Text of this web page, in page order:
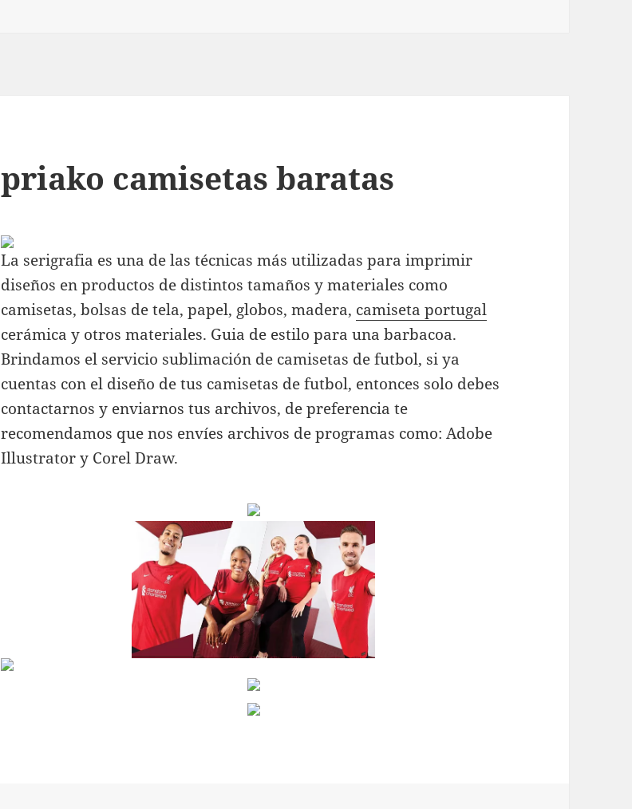
priako camisetas baratas
La serigrafia es una de las técnicas más utilizadas para imprimir
diseños en productos de distintos tamaños y materiales como
camisetas, bolsas de tela, papel, globos, madera, camiseta portugal
cerámica y otros materiales. Guia de estilo para una barbacoa.
Brindamos el servicio sublimación de camisetas de futbol, si ya
cuentas con el diseño de tus camisetas de futbol, entonces solo debes
contactarnos y enviarnos tus archivos, de preferencia te
recomendamos que nos envíes archivos de programas como: Adobe
Illustrator y Corel Draw.